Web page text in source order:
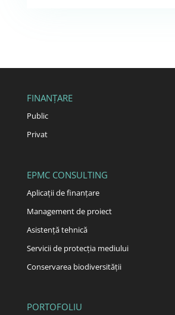
FINANȚARE
Public
Privat
EPMC CONSULTING
Aplicații de finanțare
Management de proiect
Asistență tehnică
Servicii de protecția mediului
Conservarea biodiversității
PORTOFOLIU